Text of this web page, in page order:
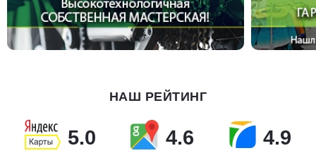
НАШ РЕЙТИНГ
5.0 4.6 4.9